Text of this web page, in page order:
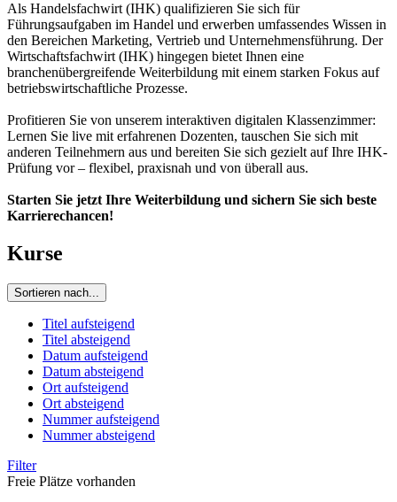
Als Handelsfachwirt (IHK) qualifizieren Sie sich für
Führungsaufgaben im Handel und erwerben umfassendes Wissen in
den Bereichen Marketing, Vertrieb und Unternehmensführung. Der
Wirtschaftsfachwirt (IHK) hingegen bietet Ihnen eine
branchenübergreifende Weiterbildung mit einem starken Fokus auf
betriebswirtschaftliche Prozesse.
Profitieren Sie von unserem interaktiven digitalen Klassenzimmer:
Lernen Sie live mit erfahrenen Dozenten, tauschen Sie sich mit
anderen Teilnehmern aus und bereiten Sie sich gezielt auf Ihre IHK-
Prüfung vor – flexibel, praxisnah und von überall aus.
Starten Sie jetzt Ihre Weiterbildung und sichern Sie sich beste
Karrierechancen!
Kurse
Sortieren nach...
Titel aufsteigend
Titel absteigend
Datum aufsteigend
Datum absteigend
Ort aufsteigend
Ort absteigend
Nummer aufsteigend
Nummer absteigend
Filter
Freie Plätze vorhanden